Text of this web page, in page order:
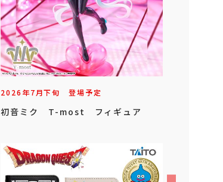
2026年7月下旬 登場予定
初音ミク T-most フィギュア